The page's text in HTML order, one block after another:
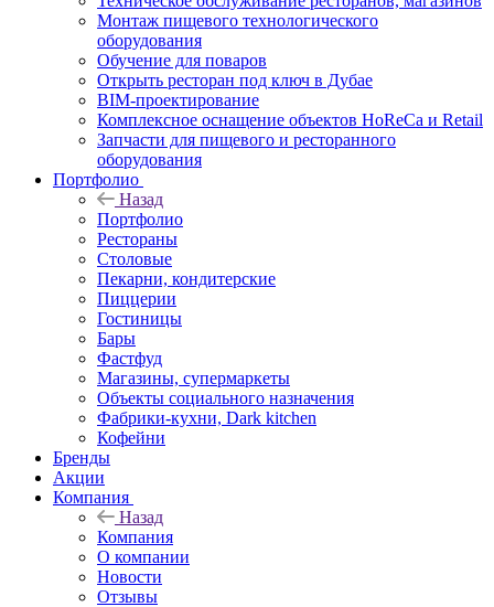
Монтаж пищевого технологического
оборудования
Обучение для поваров
Открыть ресторан под ключ в Дубае
BIM-проектирование
Комплексное оснащение объектов HoReCa и Retail
Запчасти для пищевого и ресторанного
оборудования
Портфолио
Назад
Портфолио
Рестораны
Столовые
Пекарни, кондитерские
Пиццерии
Гостиницы
Бары
Фастфуд
Магазины, супермаркеты
Объекты социального назначения
Фабрики-кухни, Dark kitchen
Кофейни
Бренды
Акции
Компания
Назад
Компания
О компании
Новости
Отзывы